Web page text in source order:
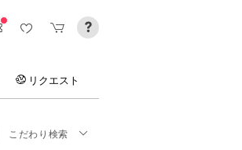
リクエスト
こだわり検索